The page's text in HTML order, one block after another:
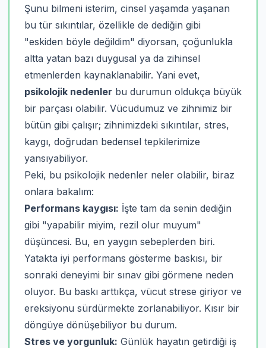
Şunu bilmeni isterim, cinsel yaşamda yaşanan
bu tür sıkıntılar, özellikle de dediğin gibi
"eskiden böyle değildim" diyorsan, çoğunlukla
altta yatan bazı duygusal ya da zihinsel
etmenlerden kaynaklanabilir. Yani evet,
psikolojik nedenler bu durumun oldukça büyük
bir parçası olabilir. Vücudumuz ve zihnimiz bir
bütün gibi çalışır; zihnimizdeki sıkıntılar, stres,
kaygı, doğrudan bedensel tepkilerimize
yansıyabiliyor.
Peki, bu psikolojik nedenler neler olabilir, biraz
onlara bakalım:
Performans kaygısı: İşte tam da senin dediğin
gibi "yapabilir miyim, rezil olur muyum"
düşüncesi. Bu, en yaygın sebeplerden biri.
Yatakta iyi performans gösterme baskısı, bir
sonraki deneyimi bir sınav gibi görmene neden
oluyor. Bu baskı arttıkça, vücut strese giriyor ve
ereksiyonu sürdürmekte zorlanabiliyor. Kısır bir
döngüye dönüşebiliyor bu durum.
Stres ve yorgunluk: Günlük hayatın getirdiği iş